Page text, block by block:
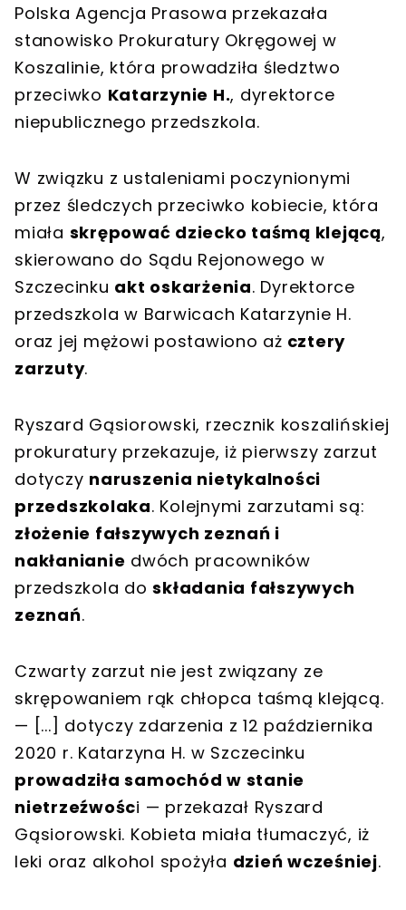
Polska Agencja Prasowa przekazała
stanowisko Prokuratury Okręgowej w
Koszalinie, która prowadziła śledztwo
przeciwko Katarzynie H., dyrektorce
niepublicznego przedszkola.
W związku z ustaleniami poczynionymi
przez śledczych przeciwko kobiecie, która
miała skrępować dziecko taśmą klejącą,
skierowano do Sądu Rejonowego w
Szczecinku akt oskarżenia. Dyrektorce
przedszkola w Barwicach Katarzynie H.
oraz jej mężowi postawiono aż cztery
zarzuty.
Ryszard Gąsiorowski, rzecznik koszalińskiej
prokuratury przekazuje, iż pierwszy zarzut
dotyczy naruszenia nietykalności
przedszkolaka. Kolejnymi zarzutami są:
złożenie fałszywych zeznań i
nakłanianie dwóch pracowników
przedszkola doskładania fałszywych
zeznań.
Czwarty zarzut nie jest związany ze
skrępowaniem rąk chłopca taśmą klejącą.
— [...] dotyczy zdarzenia z 12 października
2020 r. Katarzyna H. w Szczecinku
prowadziła samochód w stanie
nietrzeźwości — przekazał Ryszard
Gąsiorowski. Kobieta miała tłumaczyć, iż
leki oraz alkohol spożyła dzień wcześniej.